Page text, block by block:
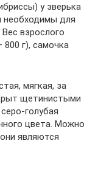
у зверька
необходимы для
взрослого
800 г), самочка
мягкая, за
щетинистыми
голубая
цвета. Можно
являются